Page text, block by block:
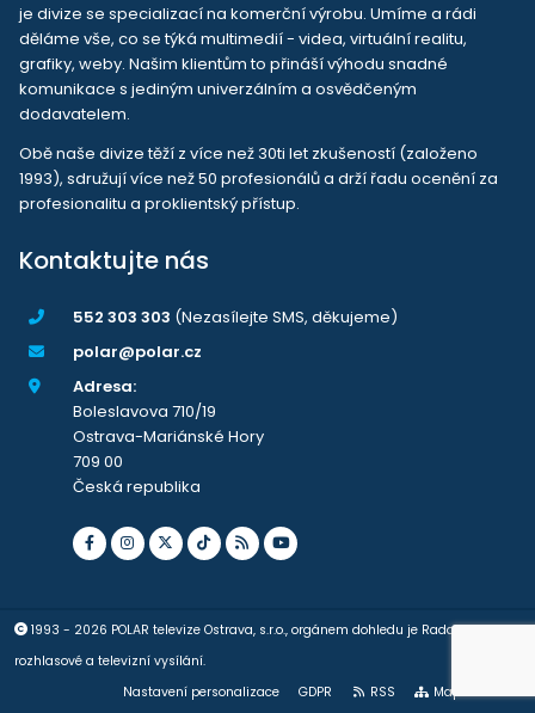
je divize se specializací na komerční výrobu. Umíme a rádi
děláme vše, co se týká multimedií - videa, virtuální realitu,
grafiky, weby. Našim klientům to přináší výhodu snadné
komunikace s jediným univerzálním a osvědčeným
dodavatelem.
Obě naše divize těží z více než 30ti let zkušeností (založeno
1993), sdružují více než 50 profesionálů a drží řadu ocenění za
profesionalitu a proklientský přístup.
Kontaktujte nás
552 303 303 (Nezasílejte SMS, děkujeme)
polar@polar.cz
Adresa:
Boleslavova 710/19
Ostrava-Mariánské Hory
709 00
Česká republika
1993 - 2026 POLAR televize Ostrava, s.r.o., orgánem dohledu je Rada pro
rozhlasové a televizní vysílání.
Nastavení personalizace
GDPR RSS Mapa stránek